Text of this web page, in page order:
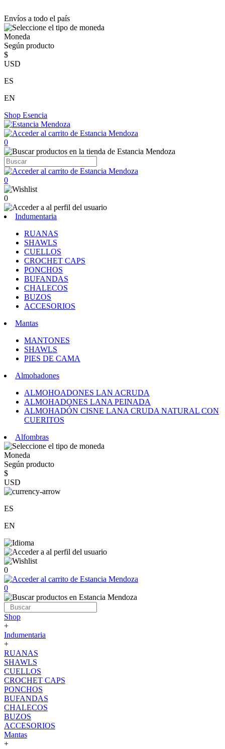
Envíos a todo el país
Moneda
Según producto
$
USD
ES
EN
Shop Esencia
0
0
0
Indumentaria
RUANAS
SHAWLS
CUELLOS
CROCHET CAPS
PONCHOS
BUFANDAS
CHALECOS
BUZOS
ACCESORIOS
Mantas
MANTONES
SHAWLS
PIES DE CAMA
Almohadones
ALMOHOADONES LAN ACRUDA
ALMOHADONES LANA PEINADA
ALMOHADÓN CISNE LANA CRUDA NATURAL CON
CUERITOS
Alfombras
Moneda
Según producto
$
USD
ES
EN
0
0
Shop
+
Indumentaria
+
RUANAS
SHAWLS
CUELLOS
CROCHET CAPS
PONCHOS
BUFANDAS
CHALECOS
BUZOS
ACCESORIOS
Mantas
+